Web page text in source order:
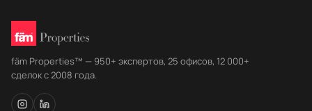
fäm Properties™ — 950+ экспертов, 25 офисов, 12 000+
сделок с 2008 года.